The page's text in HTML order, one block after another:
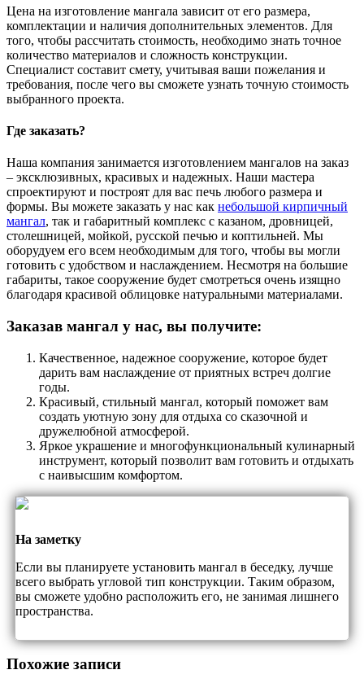
Цена на изготовление мангала зависит от его размера,
комплектации и наличия дополнительных элементов. Для
того, чтобы рассчитать стоимость, необходимо знать точное
количество материалов и сложность конструкции.
Специалист составит смету, учитывая ваши пожелания и
требования, после чего вы сможете узнать точную стоимость
выбранного проекта.
Где заказать?
Наша компания занимается изготовлением мангалов на заказ
– эксклюзивных, красивых и надежных. Наши мастера
спроектируют и построят для вас печь любого размера и
формы. Вы можете заказать у нас как небольшой кирпичный
мангал, так и габаритный комплекс с казаном, дровницей,
столешницей, мойкой, русской печью и коптильней. Мы
оборудуем его всем необходимым для того, чтобы вы могли
готовить с удобством и наслаждением. Несмотря на большие
габариты, такое сооружение будет смотреться очень изящно
благодаря красивой облицовке натуральными материалами.
Заказав мангал у нас, вы получите:
Качественное, надежное сооружение, которое будет
дарить вам наслаждение от приятных встреч долгие
годы.
Красивый, стильный мангал, который поможет вам
создать уютную зону для отдыха со сказочной и
дружелюбной атмосферой.
Яркое украшение и многофункциональный кулинарный
инструмент, который позволит вам готовить и отдыхать
с наивысшим комфортом.
На заметку
Если вы планируете установить мангал в беседку, лучше
всего выбрать угловой тип конструкции. Таким образом,
вы сможете удобно расположить его, не занимая лишнего
пространства.
Похожие записи